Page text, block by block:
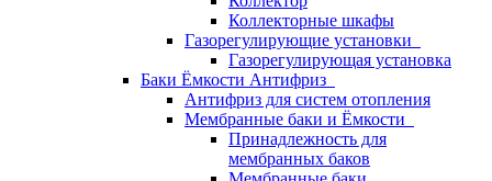
Коллекторные шкафы
Газорегулирующие установки
Газорегулирующая установка
Баки Ёмкости Антифриз
Антифриз для систем отопления
Мембранные баки и Ёмкости
Принадлежность для
мембранных баков